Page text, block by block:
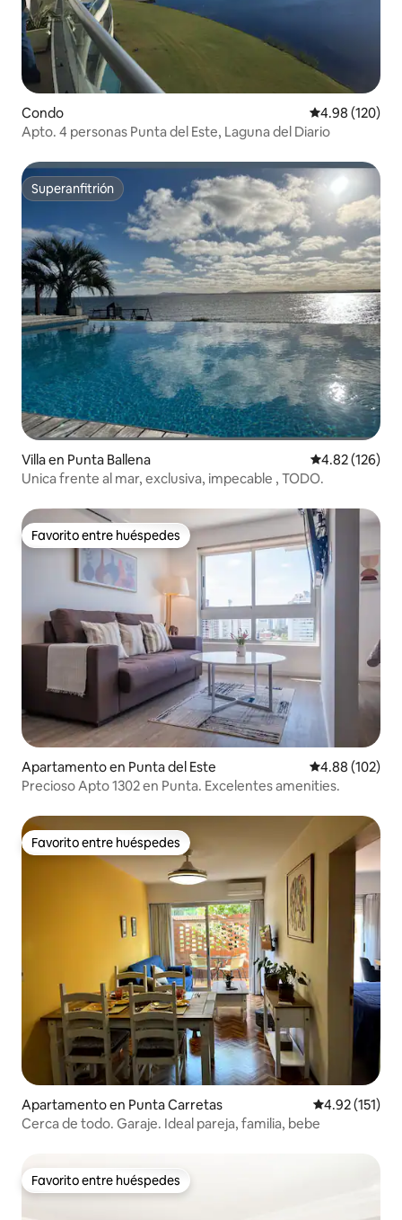
Condo Calificación
4.98 (120)
Apto. 4 personas Punta del Este, Laguna del Diario
Superanfitrión
Superanfitrión
Villa en Punta Ballena Calificación
4.82 (126)
Unica frente al mar, exclusiva, impecable , TODO.
Favorito entre huéspedes
Favorito entre huéspedes
Apartamento en Punta del Este Calificación
4.88 (102)
Precioso Apto 1302 en Punta. Excelentes amenities.
Favorito entre huéspedes
Favorito entre huéspedes
Apartamento en Punta Carretas Calificación
4.92 (151)
Cerca de todo. Garaje. Ideal pareja, familia, bebe
Favorito entre huéspedes
Favorito entre huéspedes